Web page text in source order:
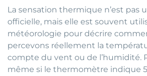
La sensation thermique n’est pas
officielle, mais elle est souvent
météorologie pour décrire
percevons réellement la
compte du vent ou de l’humidité.
même si le thermomètre indique 5